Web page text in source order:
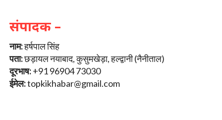
संपादक –
नाम:हर्षपाल सिंह
पता:छड़ायल नयाबाद, कुसुमखेड़ा, हल्द्वानी (नैनीताल)
दूरभाष:+91 96904 73030
ईमेल:topkikhabar@gmail.com